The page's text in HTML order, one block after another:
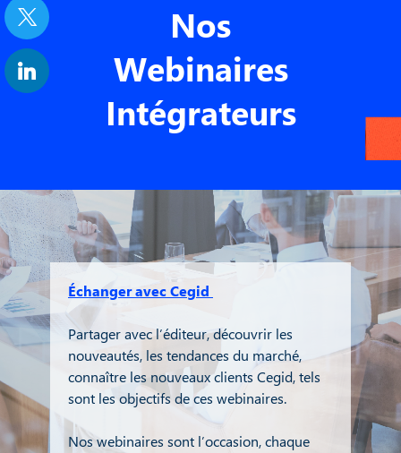
Nos
Webinaires
Intégrateurs
Échanger avec Cegid
Partager avec l’éditeur, découvrir les
nouveautés, les tendances du marché,
connaître les nouveaux clients Cegid, tels
sont les objectifs de ces webinaires.
Nos webinaires sont l’occasion, chaque